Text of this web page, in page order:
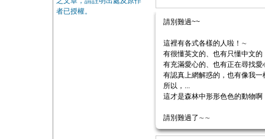
者已授權。
請別難過~~
這裡有各式各樣的人啦！∼
有很懂英文的、也有只懂中文的
有充滿愛心的、也有正在尋找愛
有認真上網解惑的，也有像我
所以，...
這才是森林中形形色色的動物
請別難過了∼∼